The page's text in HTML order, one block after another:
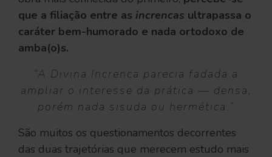
que a filiação entre as increncas ultrapassa o
caráter bem-humorado e nada ortodoxo de
amba(o)s.
“A Divina Increnca parecia fadada a
ampliar o interesse da prática — densa,
porém nada sisuda ou hermética.”
São muitos os questionamentos decorrentes
das duas trajetórias que merecem estudo mais